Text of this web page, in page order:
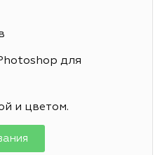
для
и цветом.